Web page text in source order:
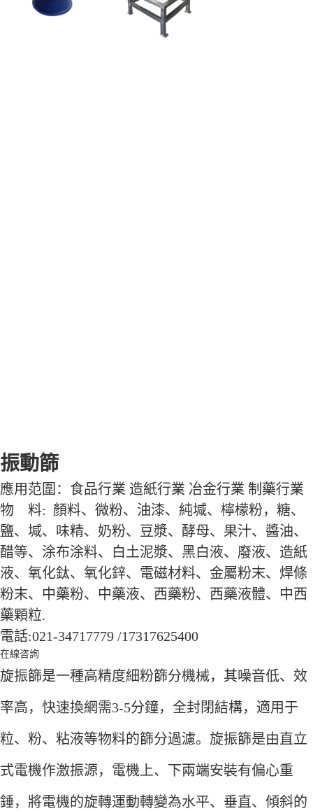
振動篩
應用范圍：食品行業 造紙行業 冶金行業 制藥行業
物 料: 顏料、微粉、油漆、純堿、檸檬粉，糖、
鹽、堿、味精、奶粉、豆漿、酵母、果汁、醬油、
醋等、涂布涂料、白土泥漿、黑白液、廢液、造紙
液、氧化鈦、氧化鋅、電磁材料、金屬粉末、焊條
粉末、中藥粉、中藥液、西藥粉、西藥液體、中西
藥顆粒.
電話:021-34717779 /17317625400
在線咨詢
旋振篩是一種高精度細粉篩分機械，其噪音低、效
率高，快速換網需3-5分鐘，全封閉結構，適用于
粒、粉、粘液等物料的篩分過濾。旋振篩是由直立
式電機作激振源，電機上、下兩端安裝有偏心重
錘，將電機的旋轉運動轉變為水平、垂直、傾斜的